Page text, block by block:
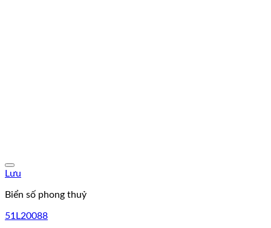
Lưu
Biển số phong thuỷ
51L20088